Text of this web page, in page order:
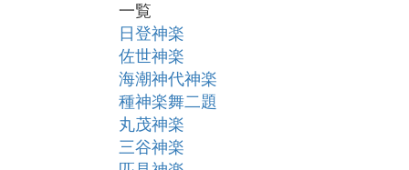
一覧
日登神楽
佐世神楽
海潮神代神楽
種神楽舞二題
丸茂神楽
三谷神楽